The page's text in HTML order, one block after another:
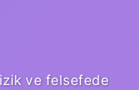
ve felsefede